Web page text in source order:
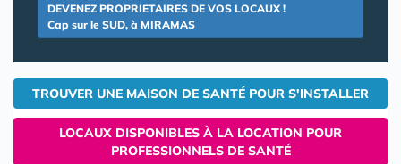
DEVENEZ PROPRIETAIRES DE VOS LOCAUX !
Cap sur le SUD, à MIRAMAS
TROUVER UNE MAISON DE SANTÉ POUR S'INSTALLER
LOCAUX DISPONIBLES À LA LOCATION POUR
PROFESSIONNELS DE SANTÉ